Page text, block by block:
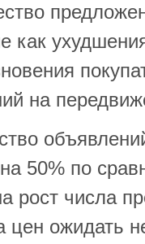
как
на
50% по
рост числа
ожидать